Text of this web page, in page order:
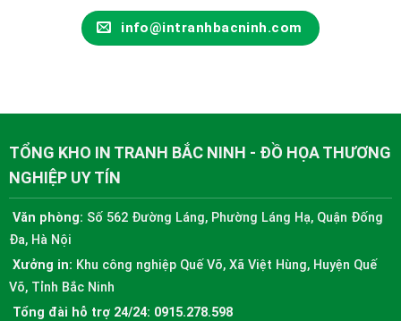
info@intranhbacninh.com
TỔNG KHO IN TRANH BẮC NINH - ĐỒ HỌA THƯƠNG
NGHIỆP UY TÍN
Văn phòng: Số 562 Đường Láng, Phường Láng Hạ, Quận Đống
Đa, Hà Nội
Xưởng in: Khu công nghiệp Quế Võ, Xã Việt Hùng, Huyện Quế
Võ, Tỉnh Bắc Ninh
Tổng đài hỗ trợ 24/24: 0915.278.598